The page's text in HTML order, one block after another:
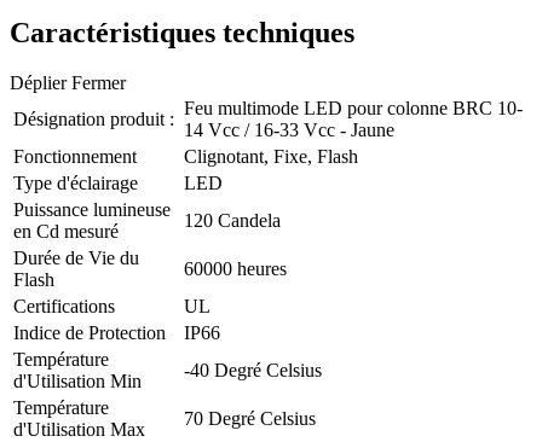
Caractéristiques techniques
Déplier Fermer
Désignation produit :
Feu multimode LED pour colonne BRC 10-
14 Vcc / 16-33 Vcc - Jaune
Fonctionnement
Clignotant, Fixe, Flash
Type d'éclairage
LED
Puissance lumineuse
en Cd mesuré
120 Candela
Durée de Vie du
Flash
60000 heures
Certifications
UL
Indice de Protection
IP66
Température
d'Utilisation Min
-40 Degré Celsius
Température
d'Utilisation Max
70 Degré Celsius